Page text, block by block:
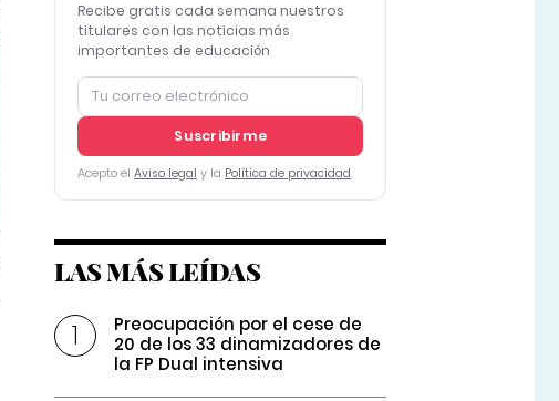
Recibe gratis cada semana nuestros
titulares con las noticias más
importantes de educación
Suscribirme
Acepto el Aviso legal y la Política de privacidad
LAS MÁS LEÍDAS
Preocupación por el cese de
20 de los 33 dinamizadores de
la FP Dual intensiva